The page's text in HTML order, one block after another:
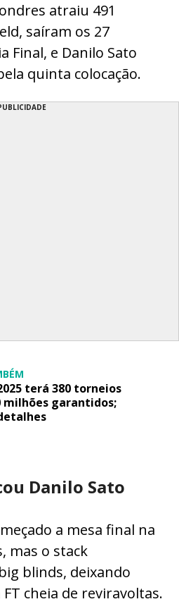
atraiu 491
saíram os 27
Final, e Danilo Sato
quinta colocação.
terá 380 torneios
milhões garantidos;
Danilo Sato
a mesa final na
mas o stack
blinds, deixando
cheia de reviravoltas.